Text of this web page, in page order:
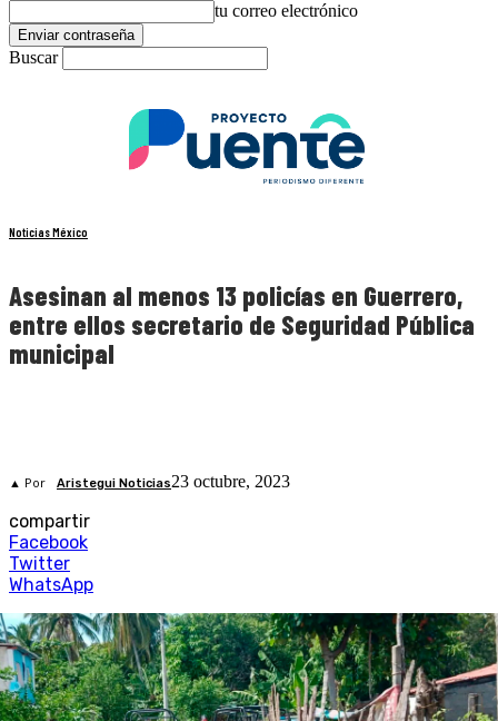
tu correo electrónico
Buscar
Noticias México
Asesinan al menos 13 policías en Guerrero,
entre ellos secretario de Seguridad Pública
municipal
▲ Por Aristegui Noticias23 octubre, 2023
compartir
Facebook
Twitter
WhatsApp